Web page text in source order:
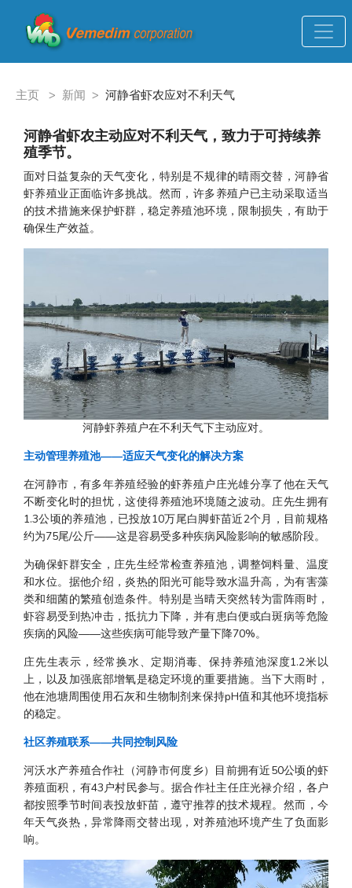
主页 > 新闻 > 河静省虾农应对不利天气
河静省虾农主动应对不利天气，致力于可持续养
殖季节。
面对日益复杂的天气变化，特别是不规律的晴雨交替，河静省
虾养殖业正面临许多挑战。然而，许多养殖户已主动采取适当
的技术措施来保护虾群，稳定养殖池环境，限制损失，有助于
确保生产效益。
河静虾养殖户在不利天气下主动应对。
主动管理养殖池——适应天气变化的解决方案
在河静市，有多年养殖经验的虾养殖户庄光雄分享了他在天气
不断变化时的担忧，这使得养殖池环境随之波动。庄先生拥有
1.3公顷的养殖池，已投放10万尾白脚虾苗近2个月，目前规格
约为75尾/公斤——这是容易受多种疾病风险影响的敏感阶段。
为确保虾群安全，庄先生经常检查养殖池，调整饲料量、温度
和水位。据他介绍，炎热的阳光可能导致水温升高，为有害藻
类和细菌的繁殖创造条件。特别是当晴天突然转为雷阵雨时，
虾容易受到热冲击，抵抗力下降，并有患白便或白斑病等危险
疾病的风险——这些疾病可能导致产量下降70%。
庄先生表示，经常换水、定期消毒、保持养殖池深度1.2米以
上，以及加强底部增氧是稳定环境的重要措施。当下大雨时，
他在池塘周围使用石灰和生物制剂来保持pH值和其他环境指标
的稳定。
社区养殖联系——共同控制风险
河沃水产养殖合作社（河静市何度乡）目前拥有近50公顷的虾
养殖面积，有43户村民参与。据合作社主任庄光禄介绍，各户
都按照季节时间表投放虾苗，遵守推荐的技术规程。然而，今
年天气炎热，异常降雨交替出现，对养殖池环境产生了负面影
响。